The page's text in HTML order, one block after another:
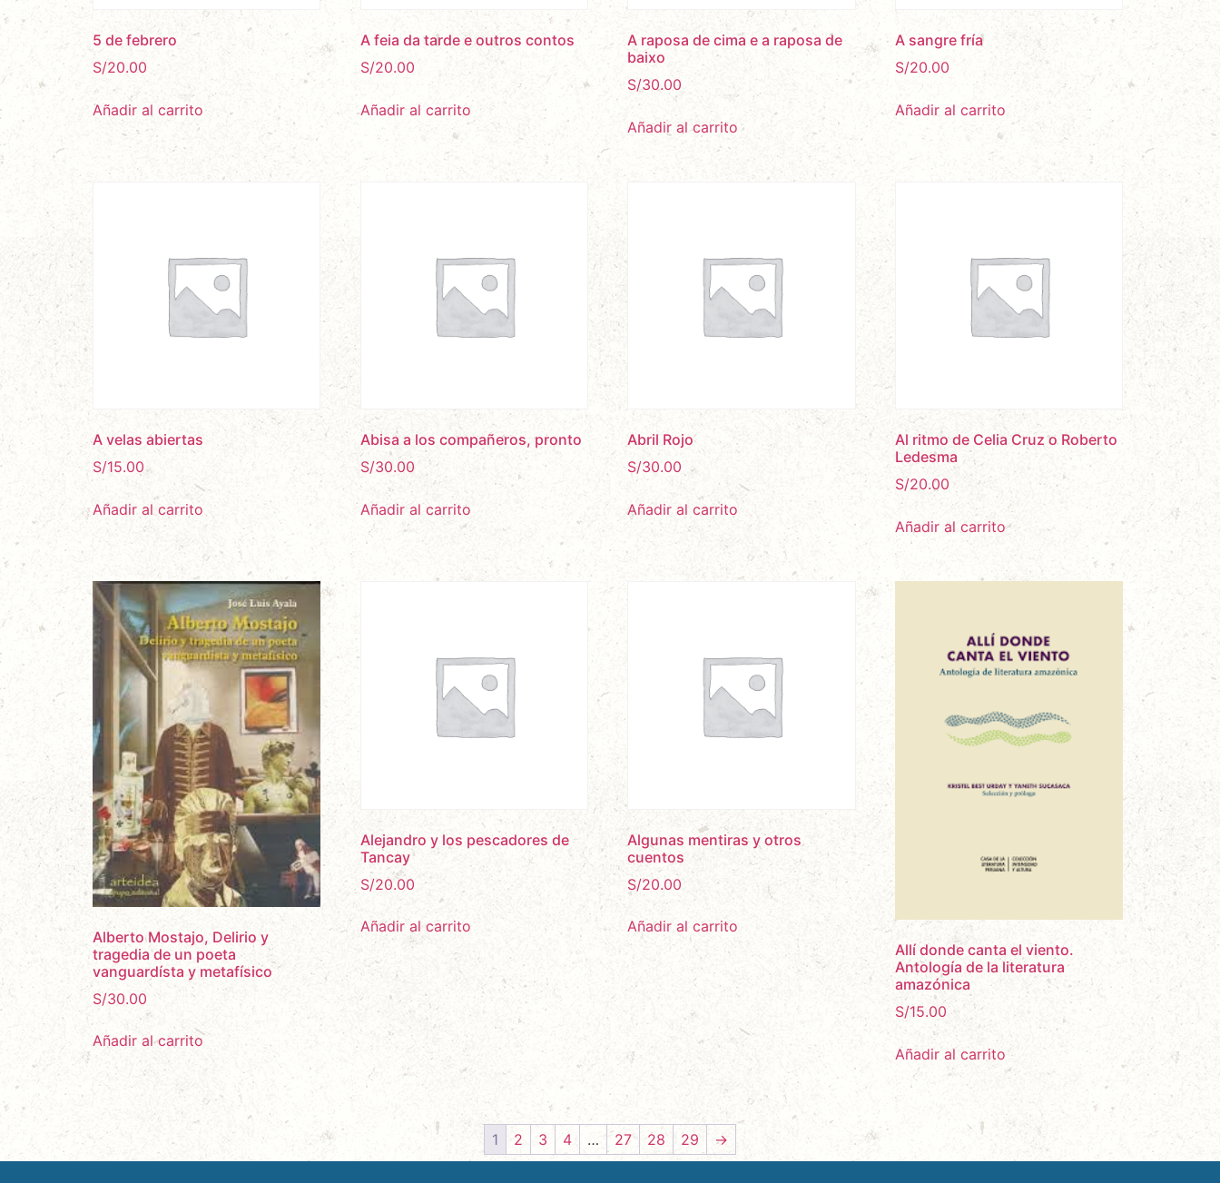
5 de febrero
S/20.00
Añadir al carrito
A feia da tarde e outros contos
S/20.00
Añadir al carrito
A raposa de cima e a raposa de
baixo
S/30.00
Añadir al carrito
A sangre fría
S/20.00
Añadir al carrito
A velas abiertas
S/15.00
Añadir al carrito
Abisa a los compañeros, pronto
S/30.00
Añadir al carrito
Abril Rojo
S/30.00
Añadir al carrito
Al ritmo de Celia Cruz o Roberto
Ledesma
S/20.00
Añadir al carrito
Alberto Mostajo, Delirio y
tragedia de un poeta
vanguardísta y metafísico
S/30.00
Añadir al carrito
Alejandro y los pescadores de
Tancay
S/20.00
Añadir al carrito
Algunas mentiras y otros
cuentos
S/20.00
Añadir al carrito
Allí donde canta el viento.
Antología de la literatura
amazónica
S/15.00
Añadir al carrito
1 2 3 4 … 27 28 29 →